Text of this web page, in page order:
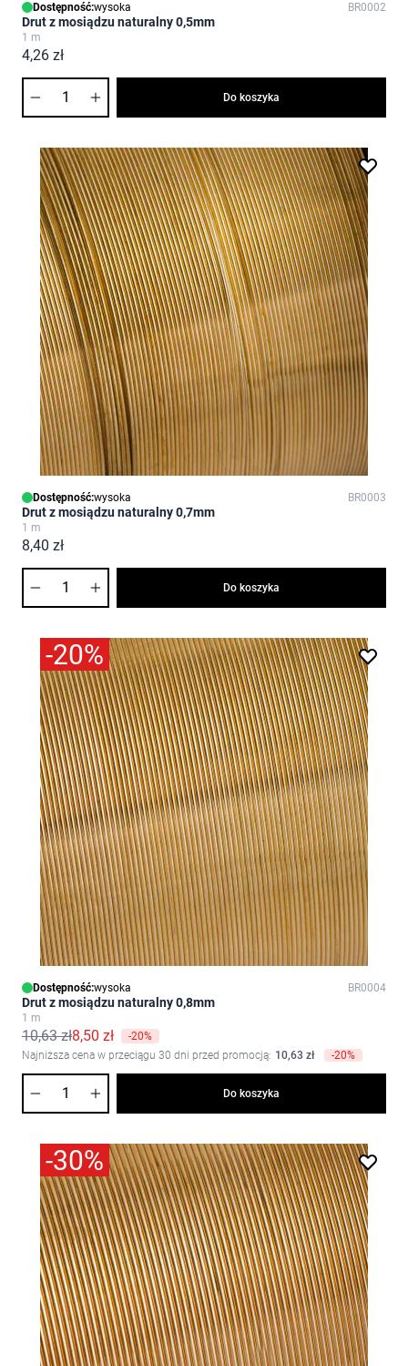
Dostępność:wysoka BR0002
Drut z mosiądzu naturalny 0,5mm
1 m
4,26 zł
Do koszyka
Dostępność:wysoka BR0003
Drut z mosiądzu naturalny 0,7mm
1 m
8,40 zł
Do koszyka
-20%
Dostępność:wysoka BR0004
Drut z mosiądzu naturalny 0,8mm
1 m
10,63 zł8,50 zł
-20%
Najniższa cena w przeciągu 30 dni przed promocją: 10,63 zł -20%
Do koszyka
-30%